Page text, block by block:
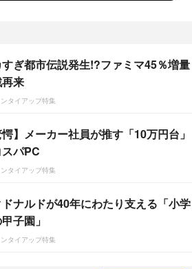
ぎ都市伝説発生!?ファミマ45％増量
来
タイアップ特集
愕】メーカー社員が推す「10万円台」
パPC
タイアップ特集
ナルドが40年にわたり支える「小学
子園」
タイアップ特集